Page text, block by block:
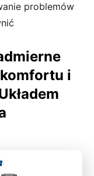
problemów
i